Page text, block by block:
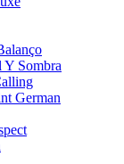
Y Sombra
German